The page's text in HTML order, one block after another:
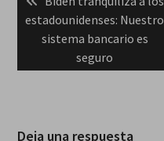
de
entradas
post:
estadounidenses: Nuestro
sistema bancario es
seguro
Deja una respuesta